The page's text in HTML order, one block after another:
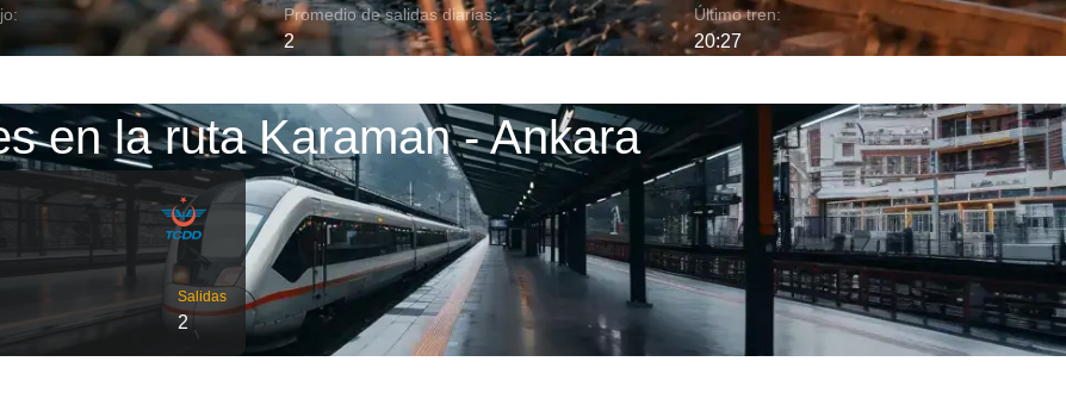
Promedio de salidas diarias:
2
Último tren:
20:27
en la ruta Karaman - Ankara
Salidas
2